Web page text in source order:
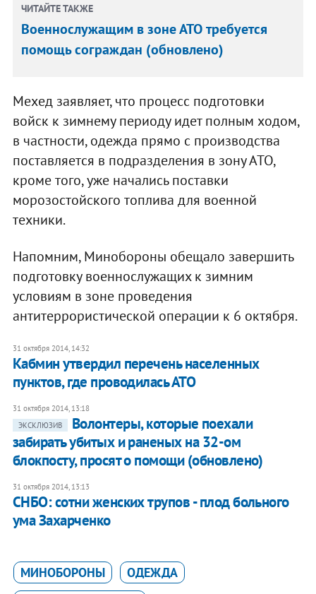
ЧИТАЙТЕ ТАКЖЕ
Военнослужащим в зоне АТО требуется
помощь сограждан (обновлено)
Мехед заявляет, что процесс подготовки
войск к зимнему периоду идет полным ходом,
в частности, одежда прямо с производства
поставляется в подразделения в зону АТО,
кроме того, уже начались поставки
морозостойского топлива для военной
техники.
Напомним, Минобороны обещало завершить
подготовку военнослужащих к зимним
условиям в зоне проведения
антитеррористической операции к 6 октября.
31 октября 2014, 14:32
Кабмин утвердил перечень населенных
пунктов, где проводилась АТО
31 октября 2014, 13:18
ЭКСКЛЮЗИВ
Волонтеры, которые поехали
забирать убитых и раненых на 32-ом
блокпосту, просят о помощи (обновлено)
31 октября 2014, 13:13
СНБО: сотни женских трупов - плод больного
ума Захарченко
МИНОБОРОНЫ
ОДЕЖДА